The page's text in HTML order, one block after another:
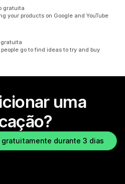
gratuita
your products on Google and YouTube
go to find ideas to try and buy
uma
gratuitamente durante 3 dias